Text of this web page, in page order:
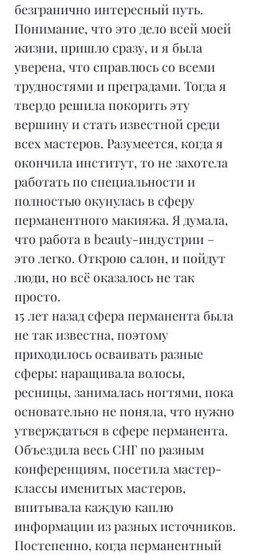
безгранично интересный путь.
Понимание, что это дело всей моей
жизни, пришло сразу, и я была
уверена, что справлюсь со всеми
трудностями и преградами. Тогда я
твердо решила покорить эту
вершину и стать известной среди
всех мастеров. Разумеется, когда я
окончила институт, то не захотела
работать по специальности и
полностью окунулась в сферу
перманентного макияжа. Я думала,
что работа в beauty-индустрии –
это легко. Открою салон, и пойдут
люди, но всё оказалось не так
просто.
15 лет назад сфера перманента была
не так известна, поэтому
приходилось осваивать разные
сферы: наращивала волосы,
ресницы, занималась ногтями, пока
основательно не поняла, что нужно
утверждаться в сфере перманента.
Объездила весь СНГ по разным
конференциям, посетила мастер-
классы именитых мастеров,
впитывала каждую каплю
информации из разных источников.
Постепенно, когда перманентный